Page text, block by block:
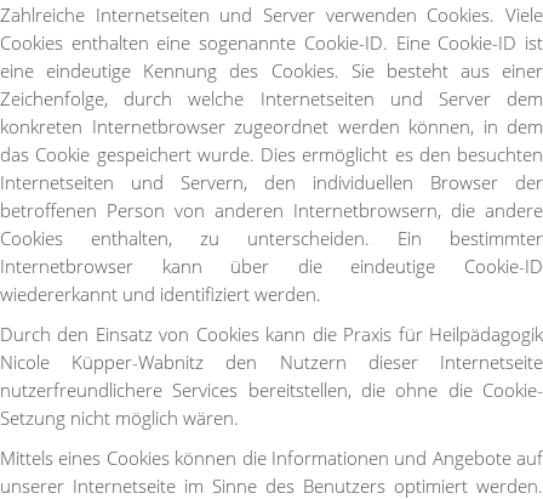
Zahlreiche Internetseiten und Server verwenden Cookies. Viele
Cookies enthalten eine sogenannte Cookie-ID. Eine Cookie-ID ist
eine eindeutige Kennung des Cookies. Sie besteht aus einer
Zeichenfolge, durch welche Internetseiten und Server dem
konkreten Internetbrowser zugeordnet werden können, in dem
das Cookie gespeichert wurde. Dies ermöglicht es den besuchten
Internetseiten und Servern, den individuellen Browser der
betroffenen Person von anderen Internetbrowsern, die andere
Cookies enthalten, zu unterscheiden. Ein bestimmter
Internetbrowser kann über die eindeutige Cookie-ID
wiedererkannt und identifiziert werden.
Durch den Einsatz von Cookies kann die Praxis für Heilpädagogik
Nicole Küpper-Wabnitz den Nutzern dieser Internetseite
nutzerfreundlichere Services bereitstellen, die ohne die Cookie-
Setzung nicht möglich wären.
Mittels eines Cookies können die Informationen und Angebote auf
unserer Internetseite im Sinne des Benutzers optimiert werden.